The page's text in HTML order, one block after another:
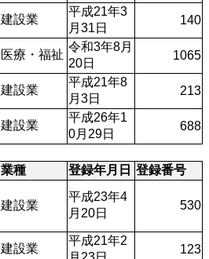
建設業
平成21年3
月31日
140
医療・福祉
令和3年8月
20日
1065
建設業
平成21年8
月3日
213
建設業
平成26年1
0月29日
688
業種 登録年月日 登録番号
建設業
平成23年4
月20日
530
建設業
平成21年2
123